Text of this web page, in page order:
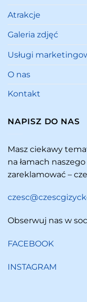
Atrakcje
Galeria zdjęć
Usługi
O nas
Kontakt
NAPISZ DO NAS
Masz ciekawy
na łamach
zareklamować –
Obserwuj nas w
FACEBOOK
INSTAGRAM